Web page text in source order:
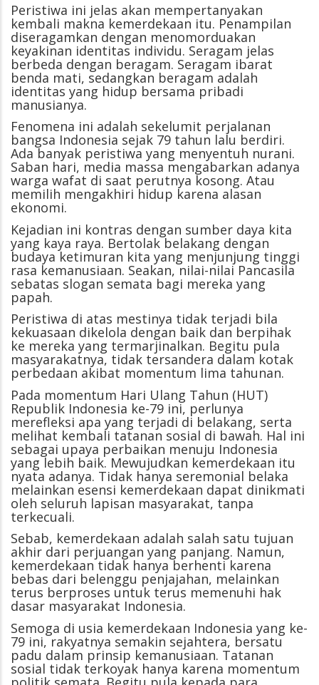
Peristiwa ini jelas akan mempertanyakan
kembali makna kemerdekaan itu. Penampilan
diseragamkan dengan menomorduakan
keyakinan identitas individu. Seragam jelas
berbeda dengan beragam. Seragam ibarat
benda mati, sedangkan beragam adalah
identitas yang hidup bersama pribadi
manusianya.
Fenomena ini adalah sekelumit perjalanan
bangsa Indonesia sejak 79 tahun lalu berdiri.
Ada banyak peristiwa yang menyentuh nurani.
Saban hari, media massa mengabarkan adanya
warga wafat di saat perutnya kosong. Atau
memilih mengakhiri hidup karena alasan
ekonomi.
Kejadian ini kontras dengan sumber daya kita
yang kaya raya. Bertolak belakang dengan
budaya ketimuran kita yang menjunjung tinggi
rasa kemanusiaan. Seakan, nilai-nilai Pancasila
sebatas slogan semata bagi mereka yang
papah.
Peristiwa di atas mestinya tidak terjadi bila
kekuasaan dikelola dengan baik dan berpihak
ke mereka yang termarjinalkan. Begitu pula
masyarakatnya, tidak tersandera dalam kotak
perbedaan akibat momentum lima tahunan.
Pada momentum Hari Ulang Tahun (HUT)
Republik Indonesia ke-79 ini, perlunya
merefleksi apa yang terjadi di belakang, serta
melihat kembali tatanan sosial di bawah. Hal ini
sebagai upaya perbaikan menuju Indonesia
yang lebih baik. Mewujudkan kemerdekaan itu
nyata adanya. Tidak hanya seremonial belaka
melainkan esensi kemerdekaan dapat dinikmati
oleh seluruh lapisan masyarakat, tanpa
terkecuali.
Sebab, kemerdekaan adalah salah satu tujuan
akhir dari perjuangan yang panjang. Namun,
kemerdekaan tidak hanya berhenti karena
bebas dari belenggu penjajahan, melainkan
terus berproses untuk terus memenuhi hak
dasar masyarakat Indonesia.
Semoga di usia kemerdekaan Indonesia yang ke-
79 ini, rakyatnya semakin sejahtera, bersatu
padu dalam prinsip kemanusiaan. Tatanan
sosial tidak terkoyak hanya karena momentum